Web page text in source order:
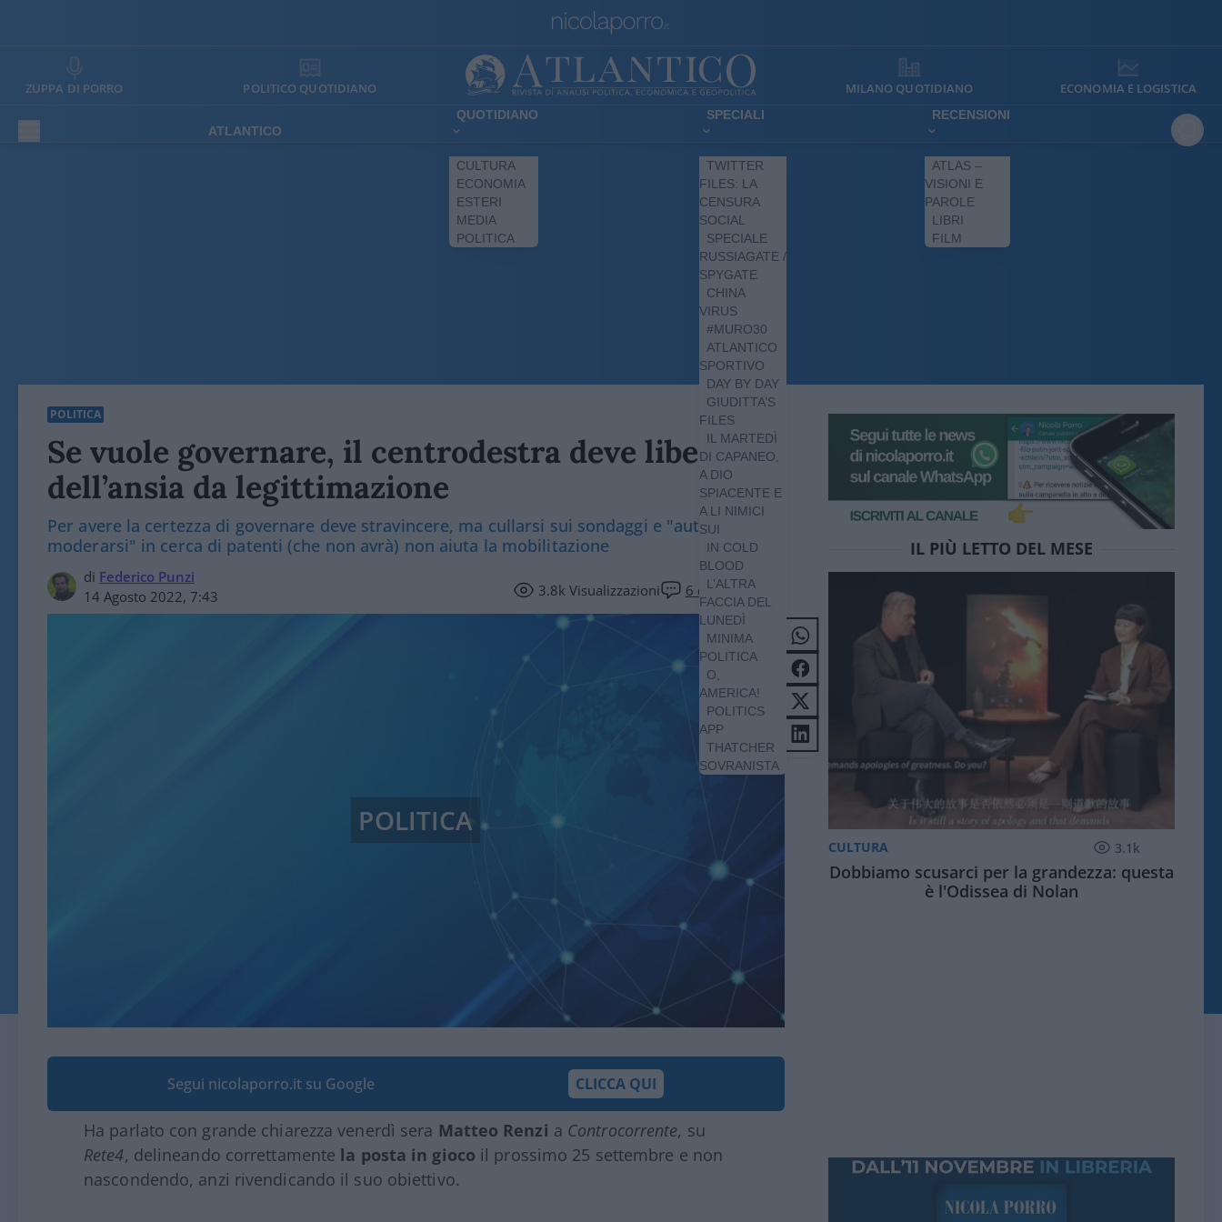
ZUPPA DI PORRO POLITICO QUOTIDIANO MILANO QUOTIDIANO ECONOMIA E LOGISTICA
ATLANTICO
QUOTIDIANO
CULTURA
ECONOMIA
ESTERI
MEDIA
POLITICA
SPECIALI
TWITTER
FILES: LA
CENSURA
SOCIAL
SPECIALE
RUSSIAGATE /
SPYGATE
CHINA
VIRUS
#MURO30
ATLANTICO
SPORTIVO
DAY BY DAY
GIUDITTA’S
FILES
IL MARTEDÌ
DI CAPANEO,
A DIO
SPIACENTE E
A LI NIMICI
SUI
IN COLD
BLOOD
L’ALTRA
FACCIA DEL
LUNEDÌ
MINIMA
POLITICA
O,
AMERICA!
POLITICS
APP
THATCHER
SOVRANISTA
RECENSIONI
ATLAS –
VISIONI E
PAROLE
LIBRI
FILM
POLITICA
Se vuole governare, il centrodestra deve liberarsi
dell’ansia da legittimazione
Per avere la certezza di governare deve stravincere, ma cullarsi sui sondaggi e "auto-
moderarsi" in cerca di patenti (che non avrà) non aiuta la mobilitazione
di Federico Punzi
14 Agosto 2022, 7:43
3.8k Visualizzazioni 6 commenti
POLITICA
Segui nicolaporro.it su Google CLICCA QUI
Ha parlato con grande chiarezza venerdì sera Matteo Renzi a Controcorrente, su
Rete4, delineando correttamente la posta in gioco il prossimo 25 settembre e non
nascondendo, anzi rivendicando il suo obiettivo.
IL PIÙ LETTO DEL MESE
CULTURA 3.1k
Dobbiamo scusarci per la grandezza: questa
è l'Odissea di Nolan